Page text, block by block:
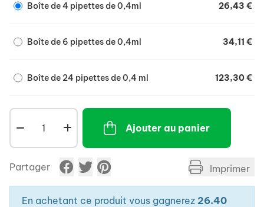
Boîte de 4 pipettes de 0,4ml 26,43 €
Boîte de 6 pipettes de 0,4ml 34,11 €
Boîte de 24 pipettes de 0,4 ml 123,30 €
Ajouter au panier
Partager Imprimer
En achetant ce produit vous gagnerez 26.40